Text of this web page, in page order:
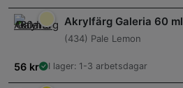
Akrylfärg Galeria 60 ml
(434) Pale Lemon
56 kr I lager: 1-3 arbetsdagar